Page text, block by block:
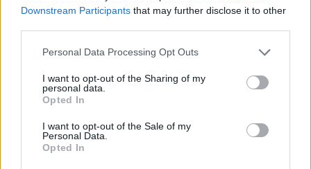
Downstream Participants that may further disclose it to other
Personal Data Processing Opt Outs
I want to opt-out of the Sharing of my
personal data.
Opted In
I want to opt-out of the Sale of my
Personal Data.
Opted In
Entrato 0 - 0 %
Squalificato 0 - 0%
Infortunato 0 - 0%
Inutilizzato